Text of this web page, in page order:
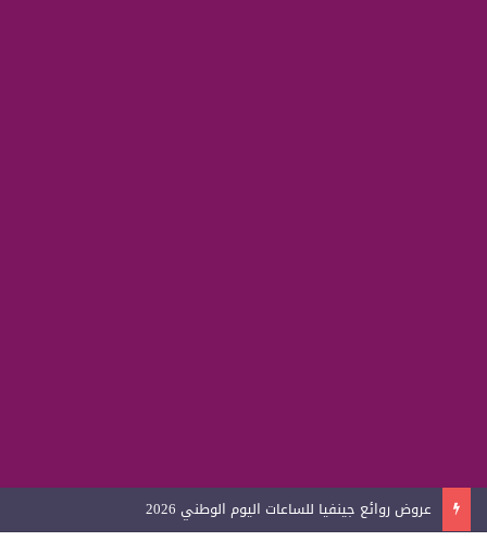
عروض لادون للساعات اليوم الوطني 2026